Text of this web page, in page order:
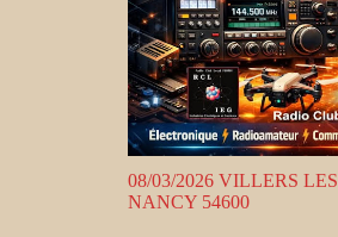
08/03/2026 VILLERS LES
NANCY 54600